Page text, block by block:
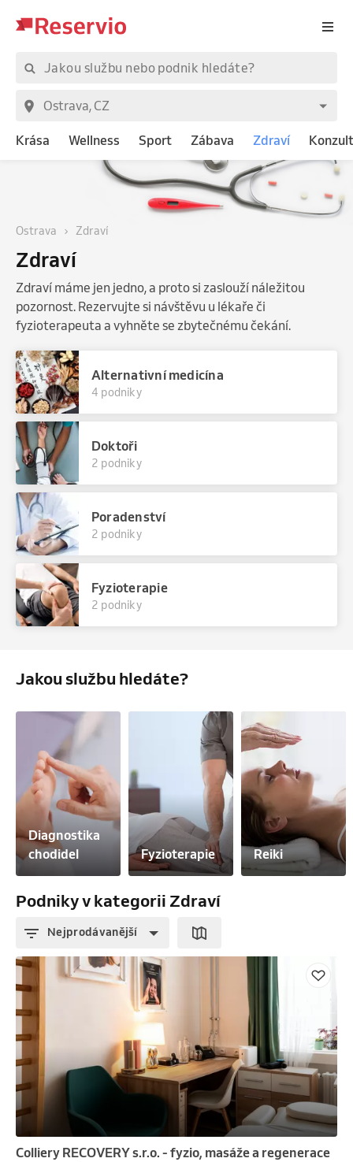
Krása Wellness Sport Zábava Zdraví
Ostrava Zdraví
Zdraví
Zdraví máme jen jedno, a proto si zaslouží náležitou
pozornost. Rezervujte si návštěvu u lékaře či
fyzioterapeuta a vyhněte se zbytečnému čekání.
Alternativní medicína
4 podniky
Doktoři
2 podniky
Poradenství
2 podniky
Fyzioterapie
2 podniky
Jakou službu hledáte?
Diagnostika
chodidel
Fyzioterapie Reiki
Podniky v kategorii Zdraví
Nejprodávanější
Colliery RECOVERY s.r.o. - fyzio, masáže a regenerace